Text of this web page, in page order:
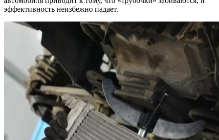
эффективность неизбежно падает.